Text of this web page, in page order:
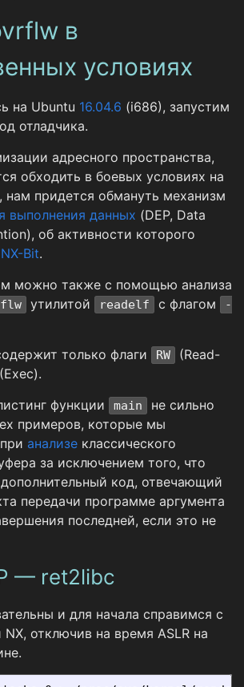
в
условиях
на Ubuntu 16.04.6 (i686), запустим
отладчика.
адресного пространства,
обходить в боевых условиях на
придется обмануть механизм
выполнения данных (DEP, Data
об активности которого
NX-Bit.
можно также с помощью анализа
утилитой readelf с флагом
-
только флаги
RW
(Read-
(Exec).
функции
main
не сильно
примеров, которые мы
анализе классического
за исключением того, что
код, отвечающий
передачи программе аргумента
последней, если это не
— ret2libc
и для начала справимся с
NX, отключив на время ASLR на